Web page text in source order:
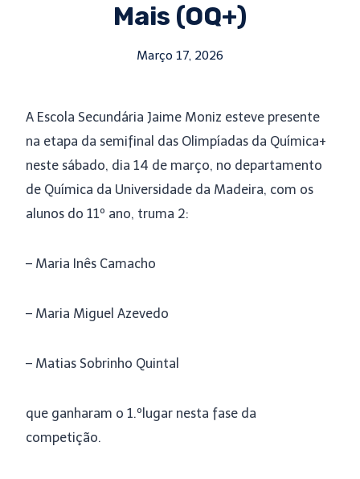
Mais (OQ+)
Março 17, 2026
A Escola Secundária Jaime Moniz esteve presente
na etapa da semifinal das Olimpíadas da Química+
neste sábado, dia 14 de março, no departamento
de Química da Universidade da Madeira, com os
alunos do 11º ano, truma 2:
– Maria Inês Camacho
– Maria Miguel Azevedo
– Matias Sobrinho Quintal
que ganharam o 1.ºlugar nesta fase da
competição.